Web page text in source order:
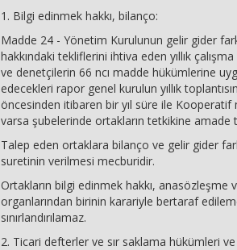
1. Bilgi edinmek hakkı, bilanço:
Madde 24 - Yönetim Kurulunun gelir gider
hakkındaki tekliflerini ihtiva eden yıllık
ve denetçilerin 66 ncı madde hükümlerine
edecekleri rapor genel kurulun yıllık
öncesinden itibaren bir yıl süre ile Kooperatif
varsa şubelerinde ortakların tetkikine amade
Talep eden ortaklara bilanço ve gelir gider
suretinin verilmesi mecburidir.
Ortakların bilgi edinmek hakkı, anasözleşme
organlarından birinin karariyle bertaraf
sınırlandırılamaz.
2. Ticari defterler ve sır saklama hükümleri